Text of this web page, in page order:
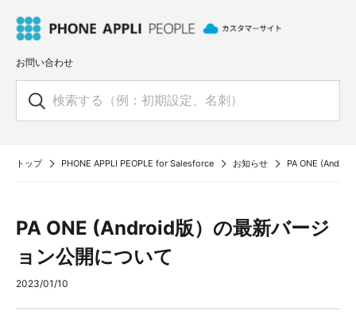
お問い合わせ
トップ PHONE APPLI PEOPLE for Salesforce お知らせ PA ONE
PA ONE (Android版）の最新バージ
ョン公開について
2023/01/10